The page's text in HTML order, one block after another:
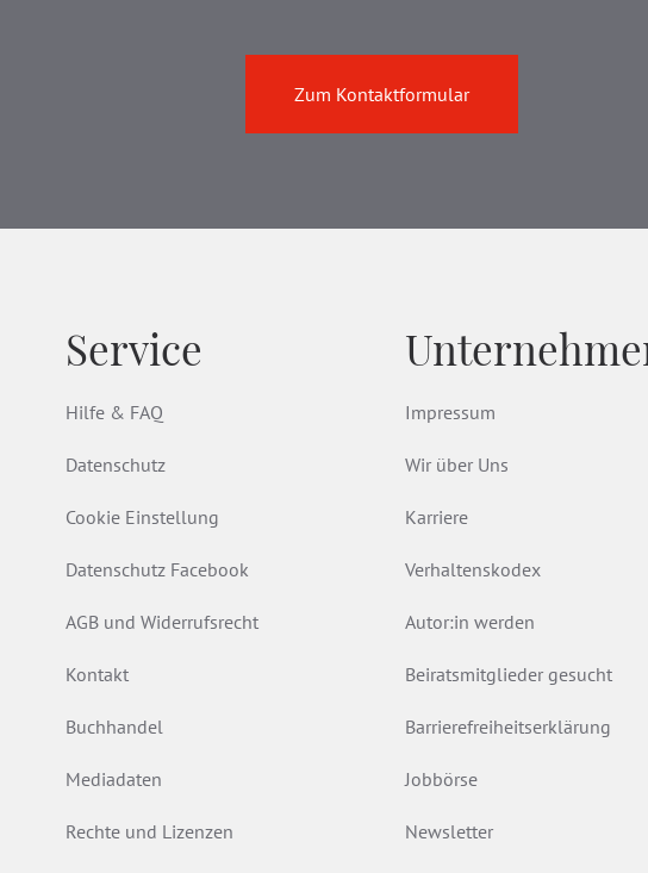
Zum Kontaktformular
Service
Hilfe & FAQ
Datenschutz
Cookie Einstellung
Datenschutz Facebook
AGB und Widerrufsrecht
Kontakt
Buchhandel
Mediadaten
Rechte und Lizenzen
Impressum
Wir über Uns
Karriere
Verhaltenskodex
Autor:in werden
Beiratsmitglieder gesucht
Barrierefreiheitserklärung
Jobbörse
Newsletter